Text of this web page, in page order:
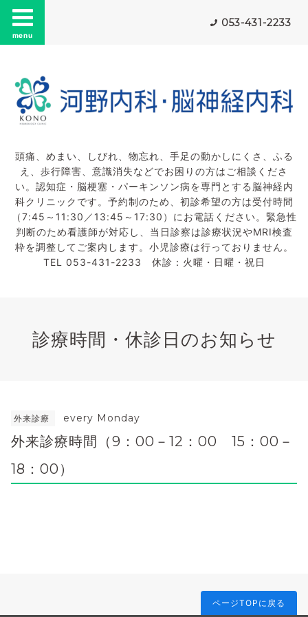
menu
053-431-2233
頭痛、めまい、しびれ、物忘れ、手足の動かしにくさ、ふる
え、歩行障害、意識消失などでお困りの方はご相談くださ
い。認知症・脳梗塞・パーキンソン病を専門とする脳神経内
科クリニックです。予約制のため、初診希望の方は受付時間
（7:45～11:30／13:45～17:30）にお電話ください。緊急性
判断のため看護師が対応し、当日診察は診療状況やMRI検査
枠を調整してご案内します。小児診療は行っておりません。
TEL 053-431-2233 休診：火曜・日曜・祝日
診療時間・休診日のお知らせ
外来診療 every Monday
外来診療時間（9：00－12：00 15：00－
18：00）
ページTOPに戻る